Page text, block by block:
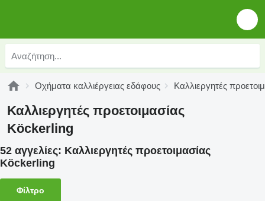
Οχήματα καλλιέργειας εδάφους Καλλιεργητές
Καλλιεργητές προετοιμασίας
Köckerling
52 αγγελίες: Καλλιεργητές προετοιμασίας
Köckerling
Φίλτρο